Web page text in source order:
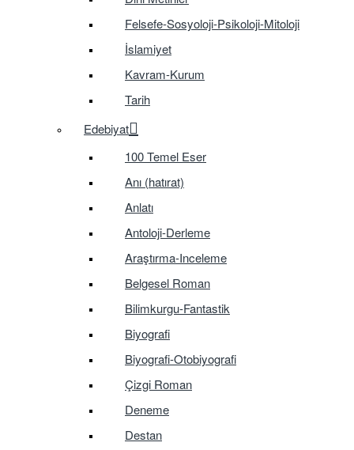
Felsefe-Sosyoloji-Psikoloji-Mitoloji
İslamiyet
Kavram-Kurum
Tarih
Edebiyat
100 Temel Eser
Anı (hatırat)
Anlatı
Antoloji-Derleme
Araştırma-Inceleme
Belgesel Roman
Bilimkurgu-Fantastik
Biyografi
Biyografi-Otobiyografi
Çizgi Roman
Deneme
Destan